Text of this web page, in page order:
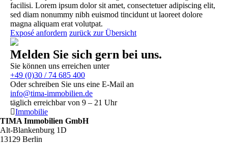
facilisi. Lorem ipsum dolor sit amet, consectetuer adipiscing elit,
sed diam nonummy nibh euismod tincidunt ut laoreet dolore
magna aliquam erat volutpat.
Exposé anfordern zurück zur Übersicht
Melden Sie sich gern bei uns.
Sie können uns erreichen unter
+49 (0)30 / 74 685 400
Oder schreiben Sie uns eine E-Mail an
info@tima-immobilien.de
täglich erreichbar von 9 – 21 Uhr
Immobilie
TIMA Immobilien GmbH
Alt-Blankenburg 1D
13129 Berlin